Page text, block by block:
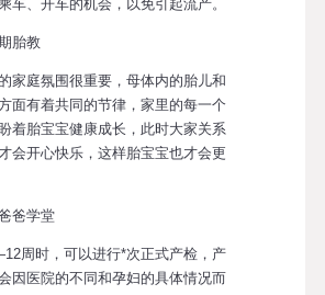
车、开车的机会，以免引起流产。
胎教
庭氛围很重要，母体内的胎儿和
面有着共同的节律，家里的每一个
着胎宝宝健康成长，此时大家关系
会开心快乐，这样胎宝宝也才会更
爸学堂
时，可以进行*次正式产检，产
因医院的不同和孕妇的具体情况而